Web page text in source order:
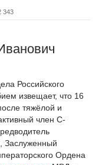
343
Российского
извещает, что 16
тяжёлой и
член С-
Заслуженный
Ордена